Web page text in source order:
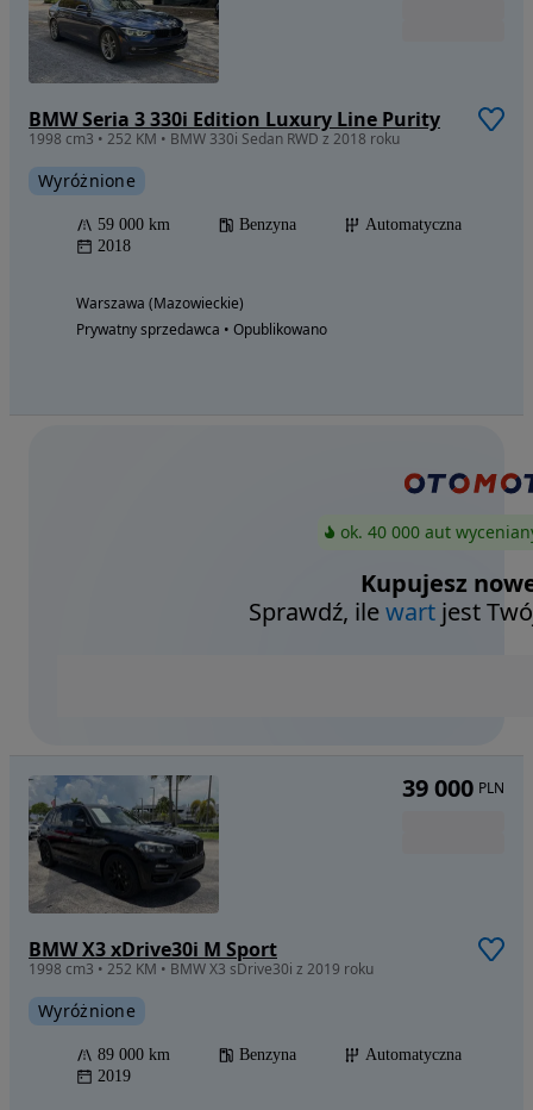
BMW Seria 3 330i Edition Luxury Line Purity
1998 cm3 • 252 KM • BMW 330i Sedan RWD z 2018 roku
Wyróżnione
59 000 km Benzyna
Automatyczna
2018
Warszawa (Mazowieckie)
Prywatny sprzedawca • Opublikowano
ok. 40 000 aut
Kupujesz
Sprawdź, ilewart jest
BMW X3 xDrive30i M Sport
1998 cm3 • 252 KM • BMW X3 sDrive30i z 2019 roku
Wyróżnione
89 000 km Benzyna
Automatyczna
2019
39 000 PLN